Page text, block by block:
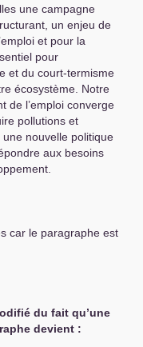
une campagne
un enjeu de
et pour la
pour
et du court-termisme
écosystème. Notre
de l’emploi converge
pollutions et
nouvelle politique
aux besoins
car le paragraphe est
du fait qu’une
devient :